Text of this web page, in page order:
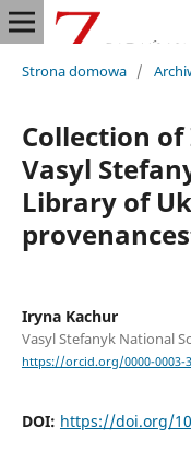
Strona domowa /
Collection
Vasyl
Library of
Iryna Kachur
Vasyl Stefanyk National
https://orcid.org/0000-0003-
DOI: https://doi.org/